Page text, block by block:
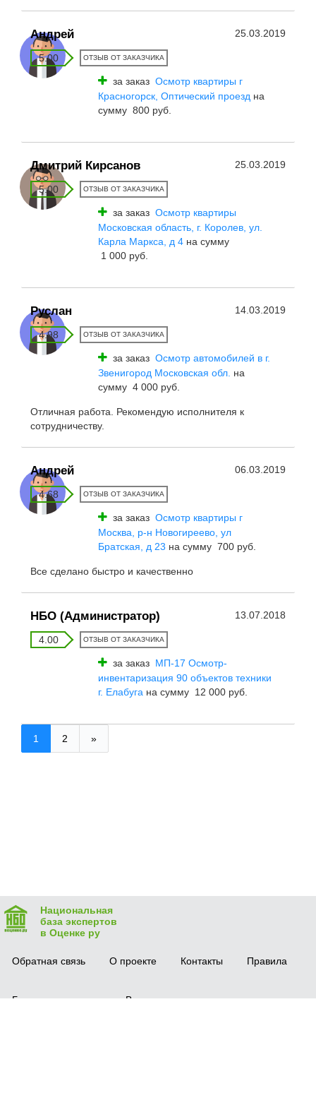
Андрей 25.03.2019
5.00 ОТЗЫВ ОТ ЗАКАЗЧИКА
за заказ Осмотр квартиры г
Красногорск, Оптический проезд на
сумму 800 руб.
Дмитрий Кирсанов 25.03.2019
5.00 ОТЗЫВ ОТ ЗАКАЗЧИКА
за заказ Осмотр квартиры
Московская область, г. Королев, ул.
Карла Маркса, д 4 на сумму
1 000 руб.
Руслан 14.03.2019
4.98 ОТЗЫВ ОТ ЗАКАЗЧИКА
за заказ Осмотр автомобилей в г.
Звенигород Московская обл. на
сумму 4 000 руб.
Отличная работа. Рекомендую исполнителя к
сотрудничеству.
Андрей 06.03.2019
4.68 ОТЗЫВ ОТ ЗАКАЗЧИКА
за заказ Осмотр квартиры г
Москва, р-н Новогиреево, ул
Братская, д 23 на сумму 700 руб.
Все сделано быстро и качественно
НБО (Администратор) 13.07.2018
4.00 ОТЗЫВ ОТ ЗАКАЗЧИКА
за заказ МП-17 Осмотр-
инвентаризация 90 объектов техники
г. Елабуга на сумму 12 000 руб.
1 2 »
Национальная
база экспертов
в Оценке ру
Обратная связь О проекте Контакты Правила
Безопасная сделка Вопрос-ответ